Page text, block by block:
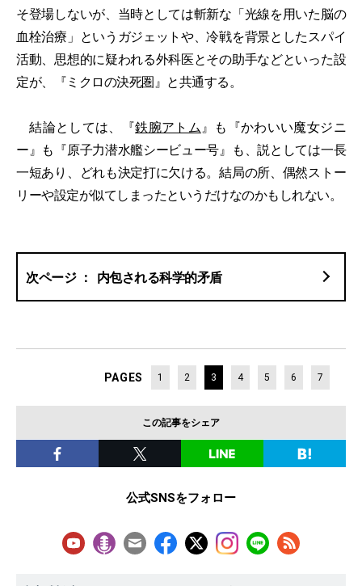
そ登場しないが、当時としては斬新な「光線を用いた脳の
血栓治療」というガジェットや、冷戦を背景としたスパイ
活動、思想的に疑われる外科医とその助手などといった設
定が、『ミクロの決死圏』と共通する。
結論としては、『鉄腕アトム 』も『かわいい魔女ジニ
ー』も『原子力潜水艦シービュー号』も、説としては一長
一短あり、どれも決定打に欠ける。結局の所、偶然ストー
リーや設定が似てしまったというだけなのかもしれない。
内包される科学的矛盾
PAGES 1 2 3 4 5 6 7
この記事をシェア
公式SNSをフォロー